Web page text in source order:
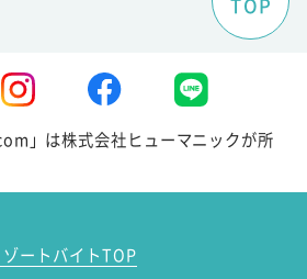
」は株式会社ヒューマニックが所
ゾートバイトTOP